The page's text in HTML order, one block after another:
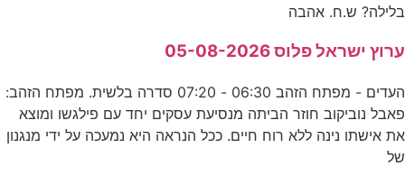
בלילה? ש.ח. אהבה
ערוץ ישראל פלוס 05-08-2026
העדים - מפתח הזהב 06:30 - 07:20 סדרה בלשית. מפתח הזהב:
פאבל נוביקוב חוזר הביתה מנסיעת עסקים יחד עם פילגשו ומוצא
את אישתו נינה ללא רוח חיים. ככל הנראה היא נמעכה על ידי מנגנון
של